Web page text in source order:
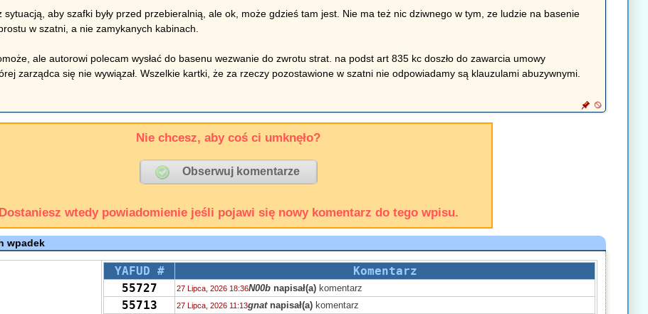
sytuacją, aby szafki były przed przebieralnią, ale ok, może gdzieś tam jest. Nie ma też nic dziwnego w tym, ze ludzie na basenie
w szatni, a nie zamykanych kabinach.
ale autorowi polecam wysłać do basenu wezwanie do zwrotu strat. na podst art 835 kc doszło do zawarcia umowy
zarządca się nie wywiązał. Wszelkie kartki, że za rzeczy pozostawione w szatni nie odpowiadamy są klauzulami abuzywnymi.
Nie chcesz, aby coś ci umknęło?
Dostaniesz wtedy powiadomienie jeśli pojawi się nowy komentarz do tego wpisu.
wpadek
YAFUD #
Komentarz
55727
27 Lipca, 2026 18:36N00b napisał(a) komentarz
55713 27 Lipca, 2026 11:13gnatnapisał(a) komentarz